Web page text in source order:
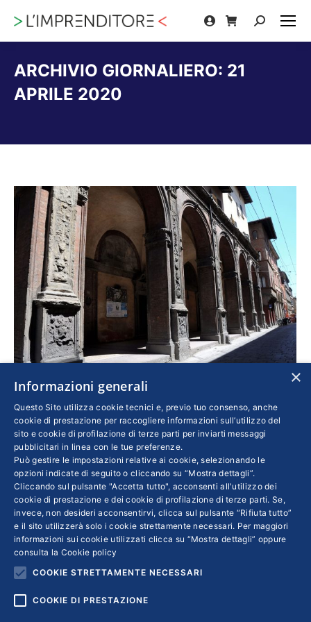
Cerca:
ARCHIVIO GIORNALIERO: 21
APRILE 2020
Il modello Emilia Romagna: accordo per
riaprire, anche in anticipo, garantendo la sicurezza
Imprese ,Lavoro DiMORENA PIVETTI 21 Aprile 2020
La Regione ha consegnato al governo una
proposta condivisa dall’intero sistema
economico – imprenditori, sindacati, enti locali,
professioni e Università – per la ripartenza con
l’avvio di tavoli provinciali. Il presidente
Bonaccini: “La salute prima di tutto, protocolli
a garanzia dei lavoratori”
×
Informazioni generali
Questo Sito utilizza cookie tecnici e, previo tuo consenso, anche
cookie di prestazione per raccogliere informazioni sull’utilizzo del
sito e cookie di profilazione di terze parti per inviarti messaggi
pubblicitari in linea con le tue preferenze.
Può gestire le impostazioni relative ai cookie, selezionando le
opzioni indicate di seguito o cliccando su “Mostra dettagli”.
Cliccando sul pulsante "Accetta tutto", acconsenti all'utilizzo dei
cookie di prestazione e dei cookie di profilazione di terze parti. Se,
invece, non desideri acconsentirvi, clicca sul pulsante “Rifiuta tutto”
e il sito utilizzerà solo i cookie strettamente necessari. Per maggiori
informazioni sui cookie utilizzati clicca su “Mostra dettagli” oppure
consulta la Cookie policy
COOKIE STRETTAMENTE NECESSARI
COOKIE DI PRESTAZIONE